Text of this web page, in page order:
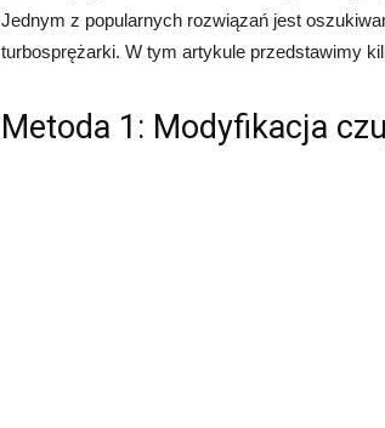
Jednym z popularnych rozwiązań jest
turbosprężarki. W tym artykule przedstawimy
Metoda 1: Modyfikacja